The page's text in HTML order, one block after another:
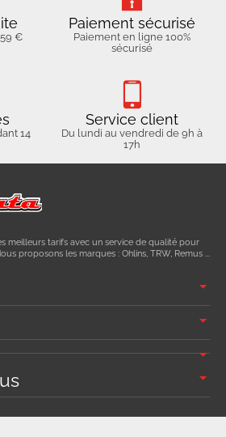
€
Paiement sécurisé
Paiement en ligne 100%
sécurisé
14
Service client
Du lundi au vendredi de 9h à
17h
meilleurs tarifs avec un service de qualité pour
proposons les marques : Ohlins, TRW, Remus ...